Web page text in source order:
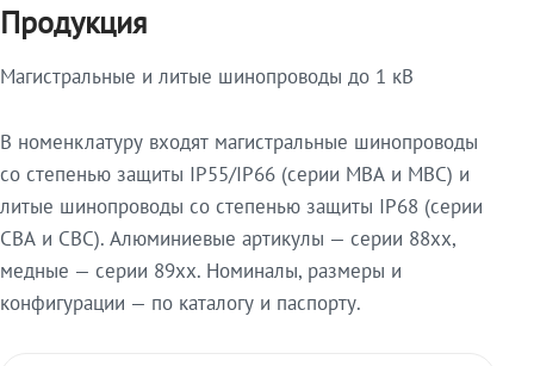
Продукция
Магистральные и литые шинопроводы до 1 кВ
В номенклатуру входят магистральные шинопроводы
со степенью защиты IP55/IP66 (серии МВА и МВС) и
литые шинопроводы со степенью защиты IP68 (серии
СВА и СВС). Алюминиевые артикулы — серии 88xx,
медные — серии 89xx. Номиналы, размеры и
конфигурации — по каталогу и паспорту.